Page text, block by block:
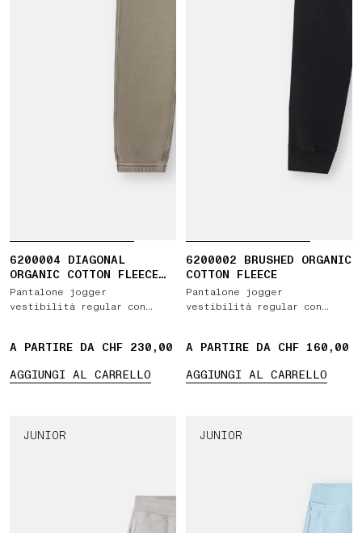
6200004 DIAGONAL
ORGANIC COTTON FLEECE
'OLD' EFFECT
Pantalone jogger
vestibilità regular con
A PARTIRE DA CHF 230,00
AGGIUNGI AL CARRELLO
6200002 BRUSHED ORGANIC
COTTON FLEECE
Pantalone jogger
vestibilità regular con
A PARTIRE DA CHF 160,00
AGGIUNGI AL CARRELLO
JUNIOR JUNIOR